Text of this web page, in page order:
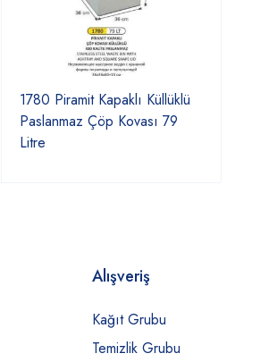
1780 Piramit Kapaklı Küllüklü
Paslanmaz Çöp Kovası 79
Litre
Alışveriş
Kağıt Grubu
Temizlik Grubu